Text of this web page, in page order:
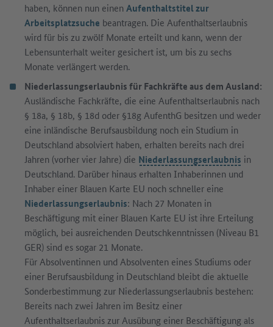
haben, können nun einen Aufenthaltstitel zur
Arbeitsplatzsuche beantragen. Die Aufenthaltserlaubnis
wird für bis zu zwölf Monate erteilt und kann, wenn der
Lebensunterhalt weiter gesichert ist, um bis zu sechs
Monate verlängert werden.
Niederlassungserlaubnis für Fachkräfte aus dem Ausland:
Ausländische Fachkräfte, die eine Aufenthaltserlaubnis nach
§ 18a, § 18b, § 18d oder §18g AufenthG besitzen und weder
eine inländische Berufsausbildung noch ein Studium in
Deutschland absolviert haben, erhalten bereits nach drei
Jahren (vorher vier Jahre) die Niederlassungserlaubnis in
Deutschland. Darüber hinaus erhalten Inhaberinnen und
Inhaber einer Blauen Karte EU noch schneller eine
Niederlassungserlaubnis: Nach 27 Monaten in
Beschäftigung mit einer Blauen Karte EU ist ihre Erteilung
möglich, bei ausreichenden Deutschkenntnissen (Niveau B1
GER) sind es sogar 21 Monate.
Für Absolventinnen und Absolventen eines Studiums oder
einer Berufsausbildung in Deutschland bleibt die aktuelle
Sonderbestimmung zur Niederlassungserlaubnis bestehen:
Bereits nach zwei Jahren im Besitz einer
Aufenthaltserlaubnis zur Ausübung einer Beschäftigung als